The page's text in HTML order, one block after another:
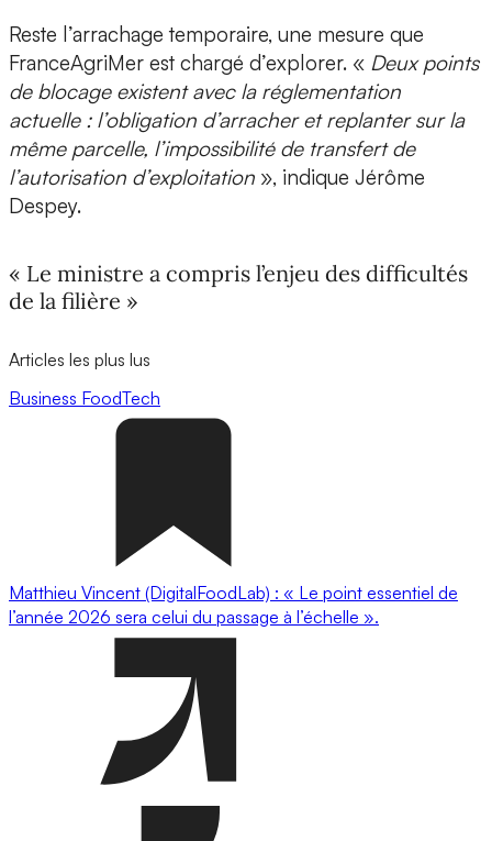
Reste l’arrachage temporaire, une mesure que
FranceAgriMer est chargé d’explorer. « Deux points
de blocage existent avec la réglementation
actuelle : l’obligation d’arracher et replanter sur la
même parcelle, l’impossibilité de transfert de
l’autorisation d’exploitation », indique Jérôme
Despey.
« Le ministre a compris l’enjeu des difficultés
de la filière »
Articles les plus lus
Business FoodTech
Matthieu Vincent (DigitalFoodLab) : « Le point essentiel de
l’année 2026 sera celui du passage à l’échelle ».